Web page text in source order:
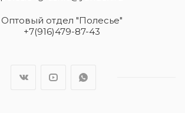
Оптовый отдел "Полесье"
+7(916)479-87-43